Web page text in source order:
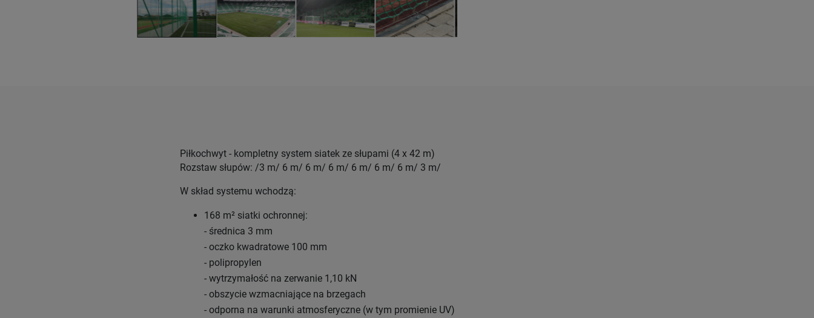
Piłkochwyt - kompletny system siatek ze słupami (4 x 42 m)
Rozstaw słupów: /3 m/ 6 m/ 6 m/ 6 m/ 6 m/ 6 m/ 6 m/ 3 m/
W skład systemu wchodzą:
168 m² siatki ochronnej:
- średnica 3 mm
- oczko kwadratowe 100 mm
- polipropylen
- wytrzymałość na zerwanie 1,10 kN
- obszycie wzmacniające na brzegach
- odporna na warunki atmosferyczne (w tym promienie UV)